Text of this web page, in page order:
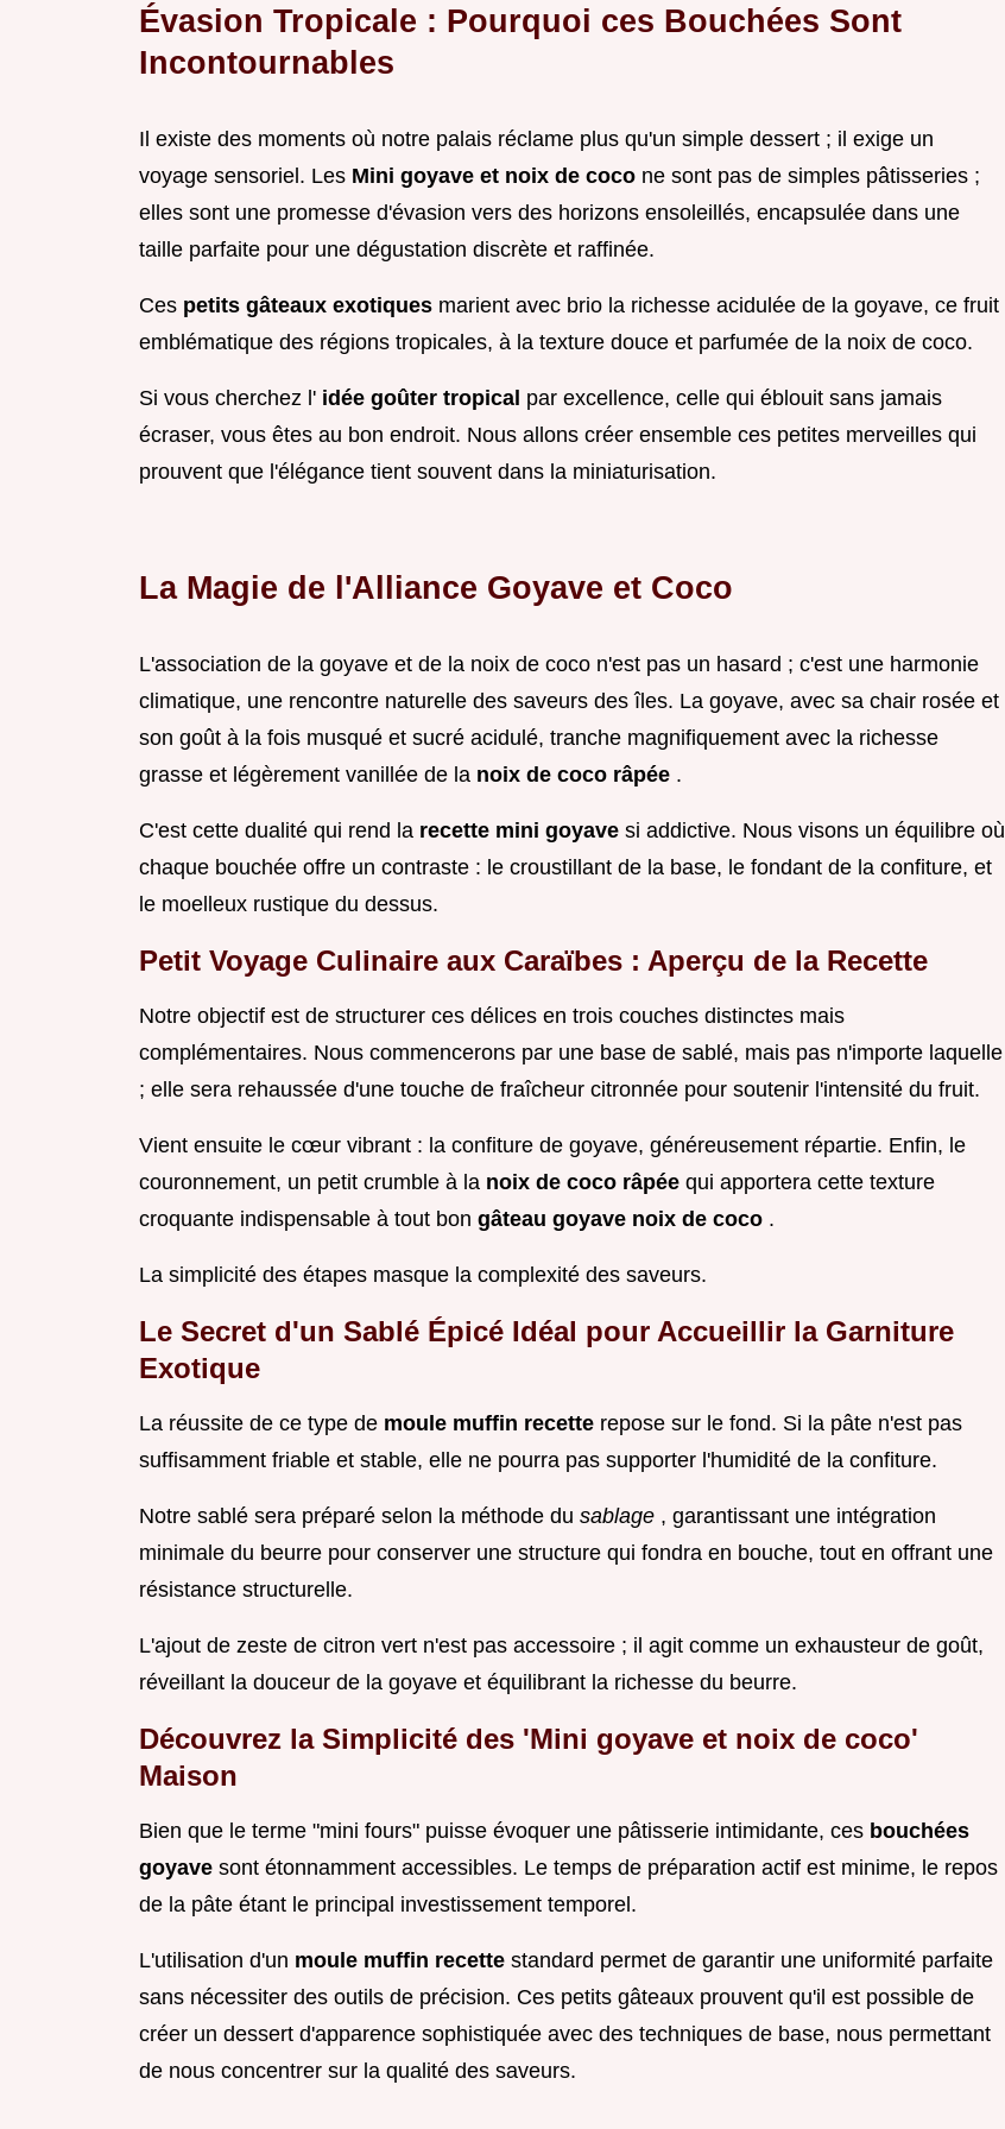
Évasion Tropicale : Pourquoi ces Bouchées Sont
Incontournables
Il existe des moments où notre palais réclame plus qu'un simple dessert ; il exige un
voyage sensoriel. Les Mini goyave et noix de coco ne sont pas de simples pâtisseries ;
elles sont une promesse d'évasion vers des horizons ensoleillés, encapsulée dans une
taille parfaite pour une dégustation discrète et raffinée.
Ces petits gâteaux exotiques marient avec brio la richesse acidulée de la goyave, ce fruit
emblématique des régions tropicales, à la texture douce et parfumée de la noix de coco.
Si vous cherchez l' idée goûter tropical par excellence, celle qui éblouit sans jamais
écraser, vous êtes au bon endroit. Nous allons créer ensemble ces petites merveilles qui
prouvent que l'élégance tient souvent dans la miniaturisation.
La Magie de l'Alliance Goyave et Coco
L'association de la goyave et de la noix de coco n'est pas un hasard ; c'est une harmonie
climatique, une rencontre naturelle des saveurs des îles. La goyave, avec sa chair rosée et
son goût à la fois musqué et sucré acidulé, tranche magnifiquement avec la richesse
grasse et légèrement vanillée de la noix de coco râpée .
C'est cette dualité qui rend la recette mini goyave si addictive. Nous visons un équilibre où
chaque bouchée offre un contraste : le croustillant de la base, le fondant de la confiture, et
le moelleux rustique du dessus.
Petit Voyage Culinaire aux Caraïbes : Aperçu de la Recette
Notre objectif est de structurer ces délices en trois couches distinctes mais
complémentaires. Nous commencerons par une base de sablé, mais pas n'importe laquelle
; elle sera rehaussée d'une touche de fraîcheur citronnée pour soutenir l'intensité du fruit.
Vient ensuite le cœur vibrant : la confiture de goyave, généreusement répartie. Enfin, le
couronnement, un petit crumble à la noix de coco râpée qui apportera cette texture
croquante indispensable à tout bon gâteau goyave noix de coco .
La simplicité des étapes masque la complexité des saveurs.
Le Secret d'un Sablé Épicé Idéal pour Accueillir la Garniture
Exotique
La réussite de ce type de moule muffin recette repose sur le fond. Si la pâte n'est pas
suffisamment friable et stable, elle ne pourra pas supporter l'humidité de la confiture.
Notre sablé sera préparé selon la méthode du sablage , garantissant une intégration
minimale du beurre pour conserver une structure qui fondra en bouche, tout en offrant une
résistance structurelle.
L'ajout de zeste de citron vert n'est pas accessoire ; il agit comme un exhausteur de goût,
réveillant la douceur de la goyave et équilibrant la richesse du beurre.
Découvrez la Simplicité des 'Mini goyave et noix de coco'
Maison
Bien que le terme "mini fours" puisse évoquer une pâtisserie intimidante, ces bouchées
goyave sont étonnamment accessibles. Le temps de préparation actif est minime, le repos
de la pâte étant le principal investissement temporel.
L'utilisation d'un moule muffin recette standard permet de garantir une uniformité parfaite
sans nécessiter des outils de précision. Ces petits gâteaux prouvent qu'il est possible de
créer un dessert d'apparence sophistiquée avec des techniques de base, nous permettant
de nous concentrer sur la qualité des saveurs.